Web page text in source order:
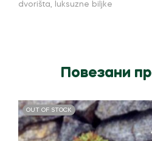
dvorišta, luksuzne biljke
Повезани
OUT OF STOCK